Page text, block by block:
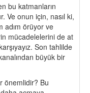
bu katmanların
Ve onun için, nasıl ki,
adım örüyor ve
mücadelelerini de at
Son tahlilde
büyük bir
önemlidir? Bu